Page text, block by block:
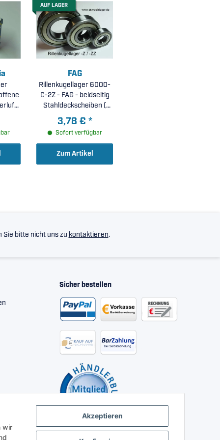
Akzeptieren
wir
AUF LAGER
FAG
Rillenkugellager 6000-
C-2Z - FAG - beidseitig
Stahldeckscheiben (
10x26x8mm )
3,78 € *
Sofort verfügbar
Zum Artikel
bitte nicht uns zu kontaktieren.
Sicher bestellen